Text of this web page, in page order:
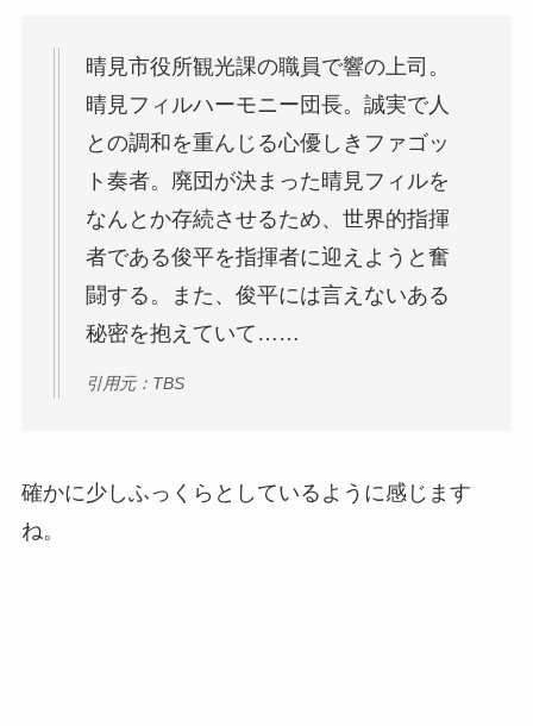
晴見市役所観光課の職員で響の上司。
晴見フィルハーモニー団長。誠実で人
との調和を重んじる心優しきファゴッ
ト奏者。廃団が決まった晴見フィルを
なんとか存続させるため、世界的指揮
者である俊平を指揮者に迎えようと奮
闘する。また、俊平には言えないある
秘密を抱えていて……
引用元：TBS
確かに少しふっくらとしているように感じます
ね。